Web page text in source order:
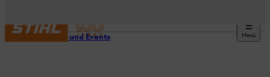
Menü
Service und Events